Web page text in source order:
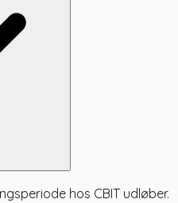
hos CBIT udløber.